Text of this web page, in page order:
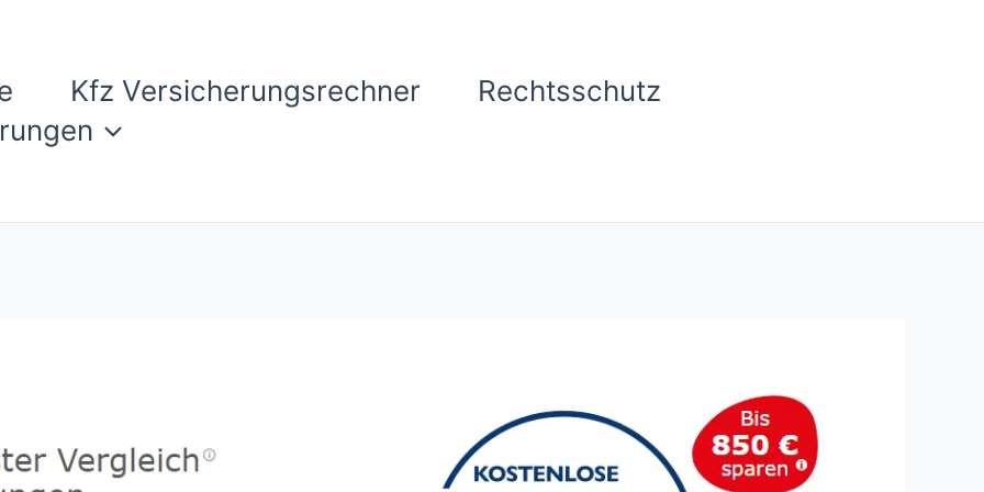
Kfz Versicherungsrechner
Rechtsschutz